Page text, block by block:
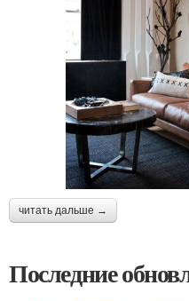
читать дальше →
Последние